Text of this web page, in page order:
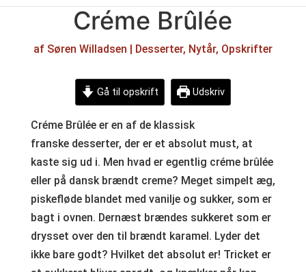
Créme Brûlée
af Søren Willadsen | Desserter, Nytår, Opskrifter
Gå til opskrift Udskriv
Créme Brûlée er en af de klassisk
franske desserter, der er et absolut must, at
kaste sig ud i. Men hvad er egentlig créme brûlée
eller på dansk brændt creme? Meget simpelt æg,
piskefløde blandet med vanilje og sukker, som er
bagt i ovnen. Dernæst brændes sukkeret som er
drysset over den til brændt karamel. Lyder det
ikke bare godt? Hvilket det absolut er! Tricket er